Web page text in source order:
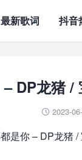
最新歌词 抖音
DP龙猪
 2023-
是你 – DP龙猪